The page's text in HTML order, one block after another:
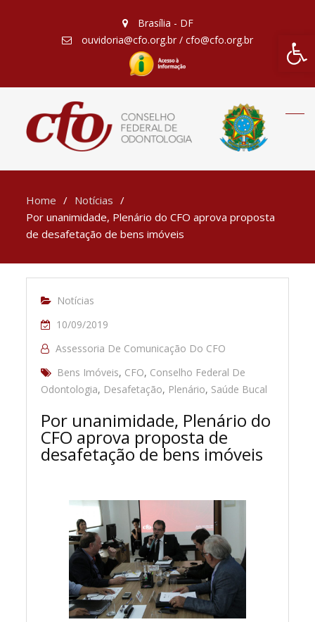
Barra
Brasília - DF
ouvidoria@cfo.org.br / cfo@cfo.org.br
Home
Notícias
Por unanimidade, Plenário do CFO aprova proposta
de desafetação de bens imóveis
Notícias
10/09/2019
Assessoria De Comunicação Do CFO
Bens Imóveis, CFO, Conselho Federal De
Odontologia, Desafetação, Plenário, Saúde Bucal
Por unanimidade, Plenário do
CFO aprova proposta de
desafetação de bens imóveis